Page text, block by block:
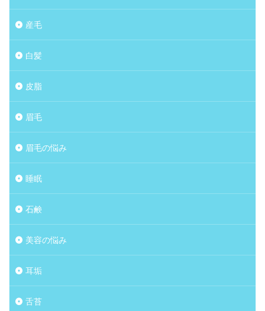
産毛
白髪
皮脂
眉毛
眉毛の悩み
睡眠
石鹸
美容の悩み
耳垢
舌苔